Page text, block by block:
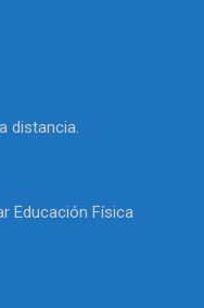
distancia.
Educación Física